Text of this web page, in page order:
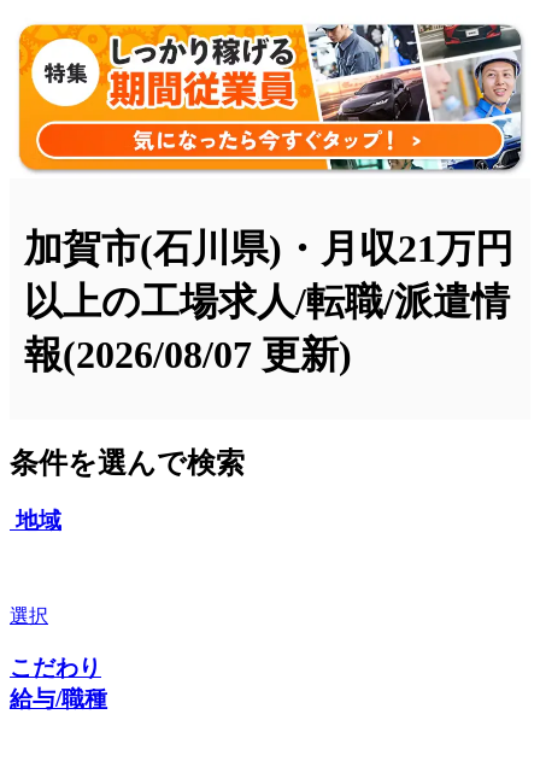
加賀市(石川県)・月収21万円
以上の工場求人/転職/派遣情
報(2026/08/07 更新)
条件を選んで検索
地域
選択
こだわり
給与/職種